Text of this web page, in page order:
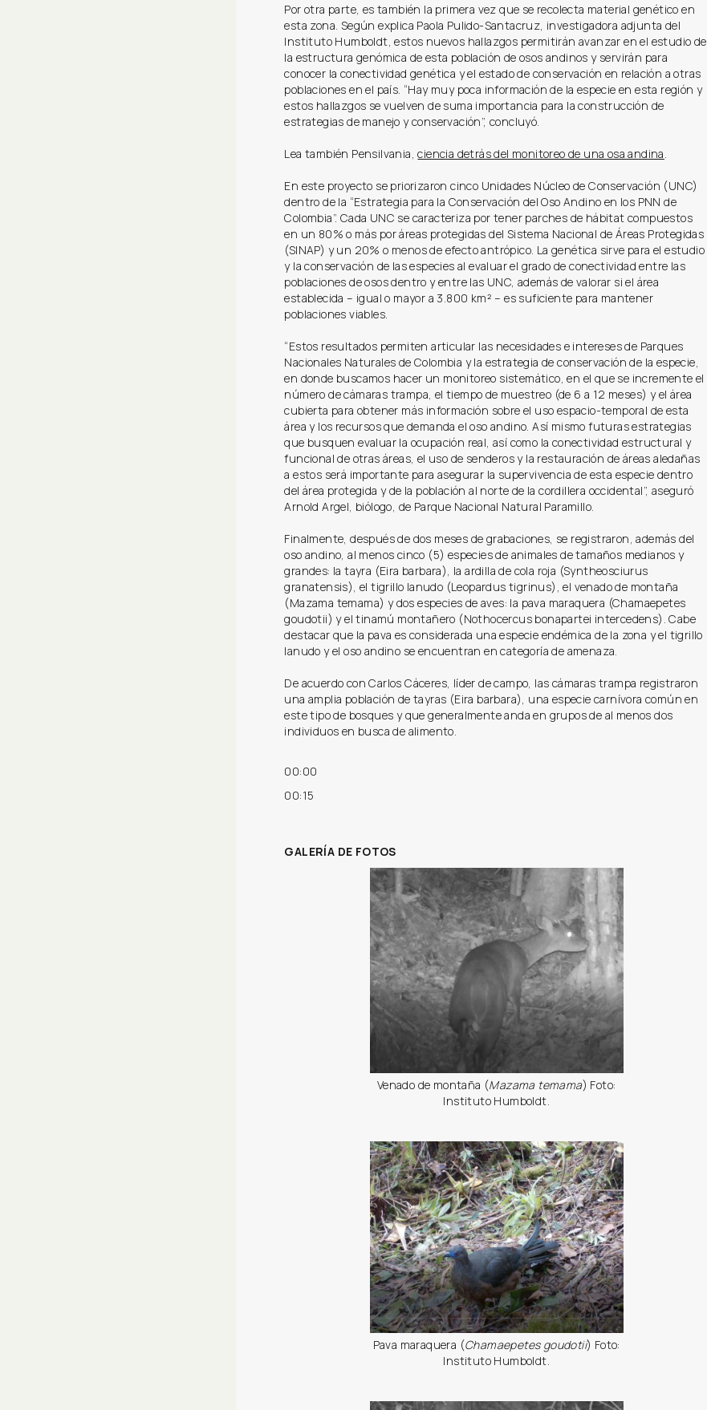
Por otra parte, es también la primera vez que se recolecta material genético en
esta zona. Según explica Paola Pulido-Santacruz, investigadora adjunta del
Instituto Humboldt, estos nuevos hallazgos permitirán avanzar en el estudio de
la estructura genómica de esta población de osos andinos y servirán para
conocer la conectividad genética y el estado de conservación en relación a otras
poblaciones en el país. “Hay muy poca información de la especie en esta región y
estos hallazgos se vuelven de suma importancia para la construcción de
estrategias de manejo y conservación”, concluyó.
Lea también Pensilvania,ciencia detrás del monitoreo de una osa andina.
En este proyecto se priorizaron cinco Unidades Núcleo de Conservación (UNC)
dentro de la “Estrategia para la Conservación del Oso Andino en los PNN de
Colombia”. Cada UNC se caracteriza por tener parches de hábitat compuestos
en un 80% o más por áreas protegidas del Sistema Nacional de Áreas Protegidas
(SINAP) y un 20% o menos de efecto antrópico. La genética sirve para el estudio
y la conservación de las especies al evaluar el grado de conectividad entre las
poblaciones de osos dentro y entre las UNC, además de valorar si el área
establecida – igual o mayor a 3.800 km² – es suficiente para mantener
poblaciones viables.
“Estos resultados permiten articular las necesidades e intereses de Parques
Nacionales Naturales de Colombia y la estrategia de conservación de la especie,
en donde buscamos hacer un monitoreo sistemático, en el que se incremente el
número de cámaras trampa, el tiempo de muestreo (de 6 a 12 meses) y el área
cubierta para obtener más información sobre el uso espacio-temporal de esta
área y los recursos que demanda el oso andino. Así mismo futuras estrategias
que busquen evaluar la ocupación real, así como la conectividad estructural y
funcional de otras áreas, el uso de senderos y la restauración de áreas aledañas
a estos será importante para asegurar la supervivencia de esta especie dentro
del área protegida y de la población al norte de la cordillera occidental”, aseguró
Arnold Argel, biólogo, de Parque Nacional Natural Paramillo.
Finalmente, después de dos meses de grabaciones, se registraron, además del
oso andino, al menos cinco (5) especies de animales de tamaños medianos y
grandes: la tayra (Eira barbara), la ardilla de cola roja (Syntheosciurus
granatensis), el tigrillo lanudo (Leopardus tigrinus), el venado de montaña
(Mazama temama) y dos especies de aves: la pava maraquera (Chamaepetes
goudotii) y el tinamú montañero (Nothocercus bonapartei intercedens). Cabe
destacar que la pava es considerada una especie endémica de la zona y el tigrillo
lanudo y el oso andino se encuentran en categoría de amenaza.
De acuerdo con Carlos Cáceres, líder de campo, las cámaras trampa registraron
una amplia población de tayras (Eira barbara), una especie carnívora común en
este tipo de bosques y que generalmente anda en grupos de al menos dos
individuos en busca de alimento.
00:00
00:15
GALERÍA DE FOTOS
Venado de montaña (Mazama temama) Foto:
Instituto Humboldt.
Pava maraquera (Chamaepetes goudotii) Foto:
Instituto Humboldt.